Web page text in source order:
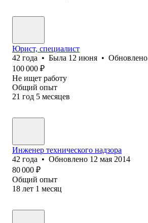
Юрист, специалист
42 года • Была 12 июня • Обновлено
100 000 ₽
Не ищет работу
Общий опыт
21 год 5 месяцев
Инженер технического надзора
42 года • Обновлено 12 мая 2014
80 000 ₽
Общий опыт
18 лет 1 месяц